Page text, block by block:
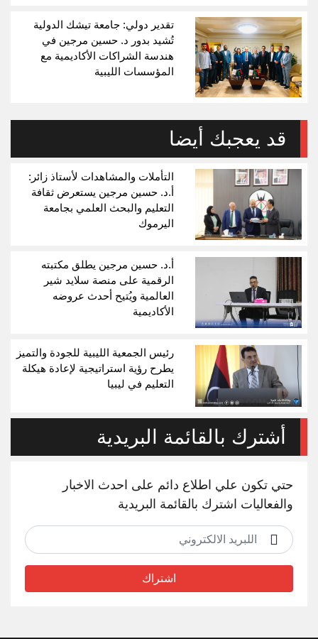
تقدير دولي: جامعة تيشك الدولية
تُشيد بدور د. حسين مرجين في
هندسة الشراكات الأكاديمية مع
المؤسسات الليبية
قد يعجبك أيضا
التأملات والمشاهدات لأستاذ زائر:
أ.د. حسين مرجين يستعرض ثقافة
التعليم والبحث العلمي بجامعة
اليرموك
أ.د. حسين مرجين يطلق مكتبته
الرقمية على منصة سلايد شير
العالمية ويُتيح أحدث عروضه
الأكاديمية
رئيس الجمعية الليبية للجودة والتميز
يطرح رؤية استراتيجية لإعادة هيكلة
التعليم في ليبيا
أشترك بالقائمة البريدية
حتي تكون علي اطلاع دائم على احدث الاخبار
والفعاليات اشترك بالقائمة البريدية
اشتراك